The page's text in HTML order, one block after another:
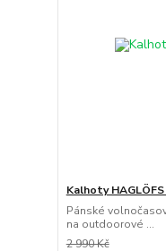
Kalhoty
Pánské
na outdoorové ...
2 990 Kč